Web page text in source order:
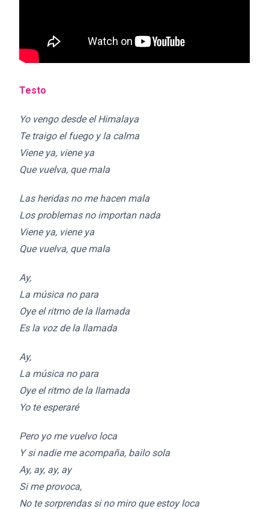
Testo
Yo vengo desde el Himalaya
Te traigo el fuego y la calma
Viene ya, viene ya
Que vuelva, que mala
Las heridas no me hacen mala
Los problemas no importan nada
Viene ya, viene ya
Que vuelva, que mala
Ay,
La música no para
Oye el ritmo de la llamada
Es la voz de la llamada
Ay,
La música no para
Oye el ritmo de la llamada
Yo te esperaré
Pero yo me vuelvo loca
Y si nadie me acompaña, bailo sola
Ay, ay, ay, ay
Si me provoca,
No te sorprendas si no miro que estoy loca